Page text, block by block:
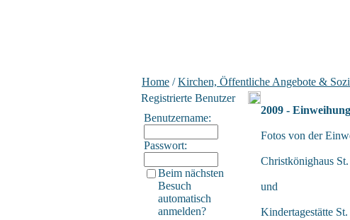
Home /Kirchen, Öffentliche Angebote &
Registrierte Benutzer
Benutzername:
Passwort:
Beim nächsten
Besuch
automatisch
anmelden?
2009 -
Fotos von der
Christkönighaus
und
Kindertagestätte